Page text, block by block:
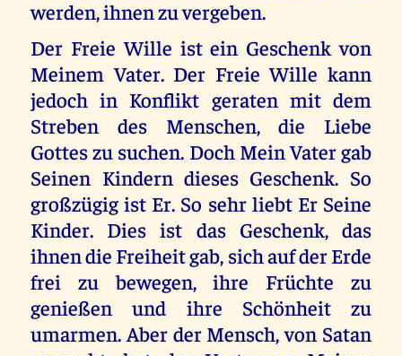
werden, ihnen zu vergeben.
Der Freie Wille ist ein Geschenk von
Meinem Vater. Der Freie Wille kann
jedoch in Konflikt geraten mit dem
Streben des Menschen, die Liebe
Gottes zu suchen. Doch Mein Vater gab
Seinen Kindern dieses Geschenk. So
großzügig ist Er. So sehr liebt Er Seine
Kinder. Dies ist das Geschenk, das
ihnen die Freiheit gab, sich auf der Erde
frei zu bewegen, ihre Früchte zu
genießen und ihre Schönheit zu
umarmen. Aber der Mensch, von Satan